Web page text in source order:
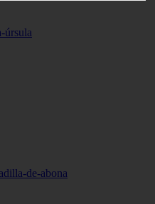
úrsula
de-abona